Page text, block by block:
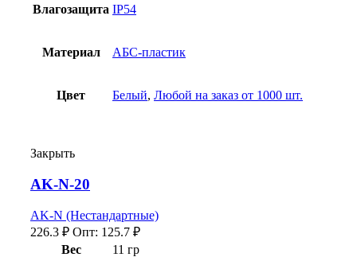
Влагозащита IP54
Материал АБС-пластик
Цвет Белый, Любой на заказ от 1000 шт.
Закрыть
AK-N-20
AK-N (Нестандартные)
226.3 ₽ Опт: 125.7 ₽
Вес
11 гр